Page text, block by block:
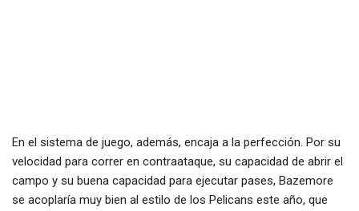
En el sistema de juego, además, encaja a la perfección. Por su
velocidad para correr en contraataque, su capacidad de abrir el
campo y su buena capacidad para ejecutar pases, Bazemore
se acoplaría muy bien al estilo de los Pelicans este año, que